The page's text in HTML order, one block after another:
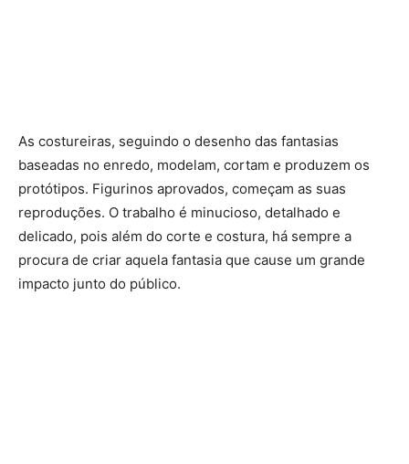
As costureiras, seguindo o desenho das fantasias
baseadas no enredo, modelam, cortam e produzem os
protótipos. Figurinos aprovados, começam as suas
reproduções. O trabalho é minucioso, detalhado e
delicado, pois além do corte e costura, há sempre a
procura de criar aquela fantasia que cause um grande
impacto junto do público.